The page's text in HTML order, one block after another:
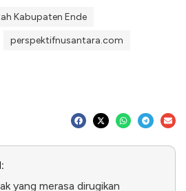
Kabupaten Ende
perspektifnusantara.com
yang merasa dirugikan